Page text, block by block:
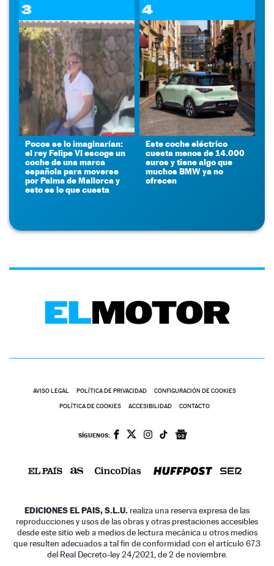
3
Pocos se lo imaginarían:
el rey Felipe VI escoge un
coche de una marca
española para moverse
por Palma de Mallorca y
esto es lo que cuesta
4
Este coche eléctrico
cuesta menos de 14.000
euros y tiene algo que
muchos BMW ya no
ofrecen
AVISO LEGAL POLÍTICA DE PRIVACIDAD CONFIGURACIÓN DE COOKIES
POLÍTICA DE COOKIES ACCESIBILIDAD CONTACTO
SÍGUENOS:
EDICIONES EL PAIS, S.L.U. realiza una reserva expresa de las
reproducciones y usos de las obras y otras prestaciones accesibles
desde este sitio web a medios de lectura mecánica u otros medios
que resulten adecuados a tal fin de conformidad con el artículo 67.3
del Real Decreto-ley 24/2021, de 2 de noviembre.